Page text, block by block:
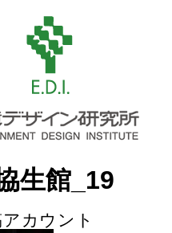
生館_19
カウント